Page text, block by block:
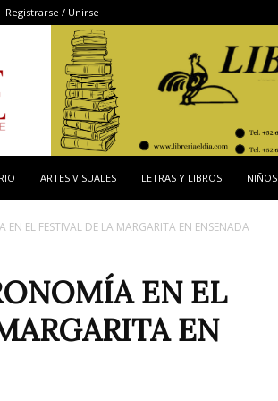
Registrarse / Unirse
ARTES VISUALES LETRAS Y LIBROS NIÑOS
EN EL FESTIVAL DE LA MARGARITA EN ENSENADA
EN EL
EN